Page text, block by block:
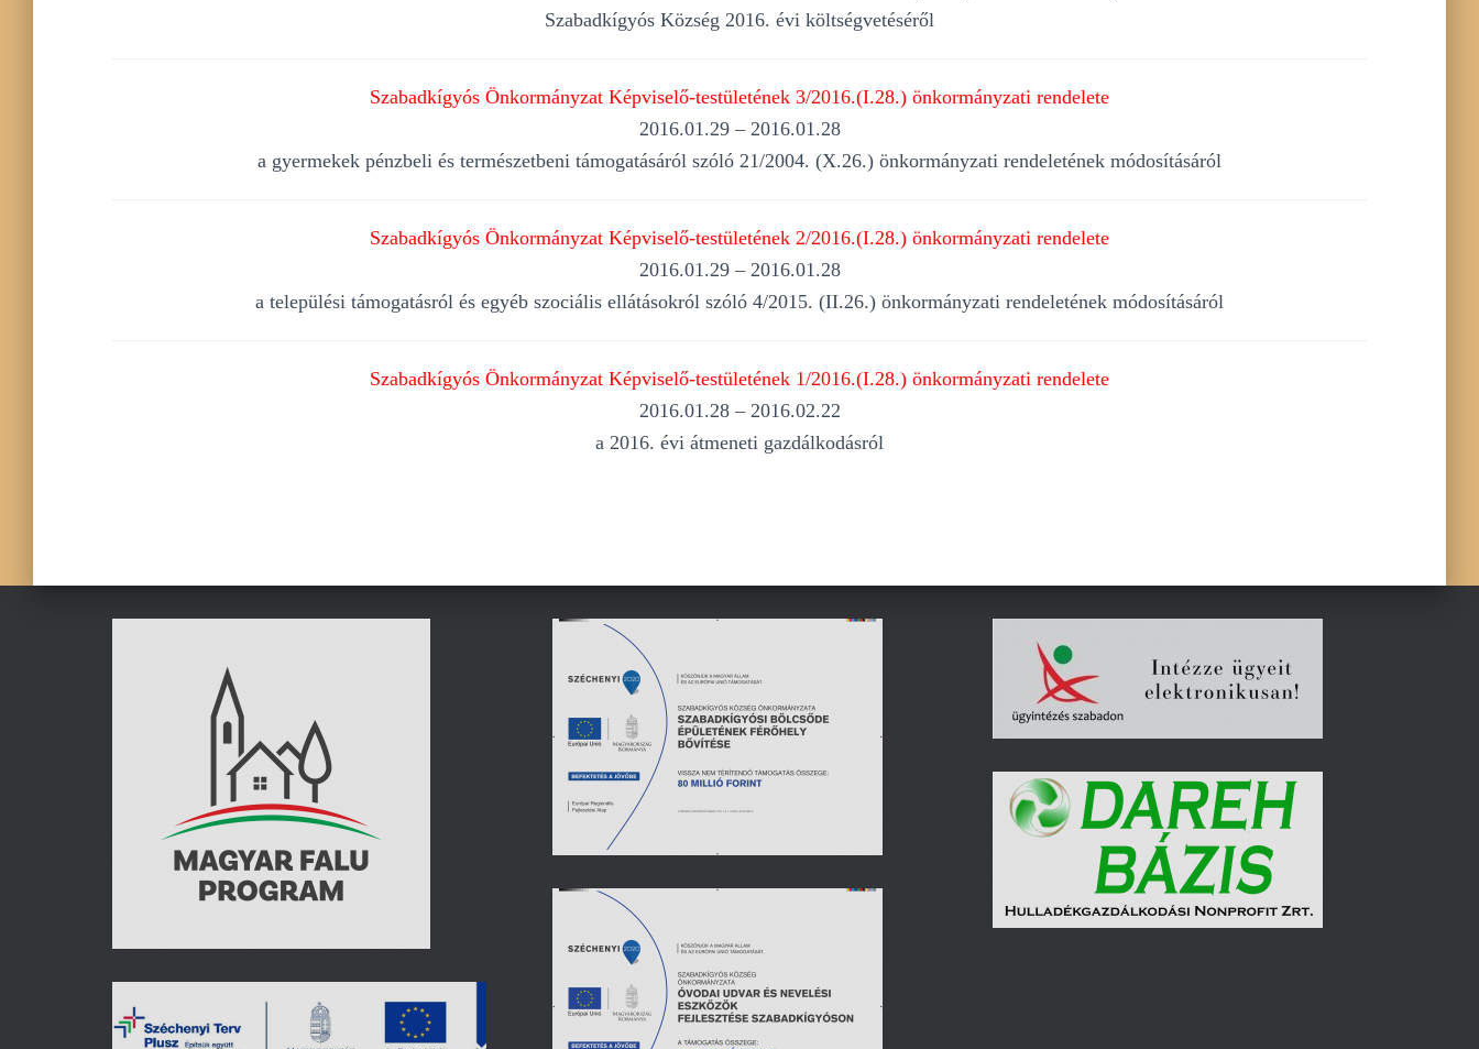
Szabadkígyós Község 2016. évi költségvetéséről
Szabadkígyós Önkormányzat Képviselő-testületének 3/2016.(I.28.) önkormányzati rendelete
2016.01.29 – 2016.01.28
a gyermekek pénzbeli és természetbeni támogatásáról szóló 21/2004. (X.26.) önkormányzati rendeletének módosításáról
Szabadkígyós Önkormányzat Képviselő-testületének 2/2016.(I.28.) önkormányzati rendelete
2016.01.29 – 2016.01.28
a települési támogatásról és egyéb szociális ellátásokról szóló 4/2015. (II.26.) önkormányzati rendeletének módosításáról
Szabadkígyós Önkormányzat Képviselő-testületének 1/2016.(I.28.) önkormányzati rendelete
2016.01.28 – 2016.02.22
a 2016. évi átmeneti gazdálkodásról